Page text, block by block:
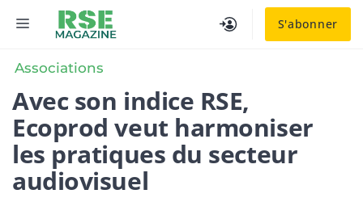
S'abonner
MENU
Associations
Avec son indice RSE,
Ecoprod veut harmoniser
les pratiques du secteur
audiovisuel